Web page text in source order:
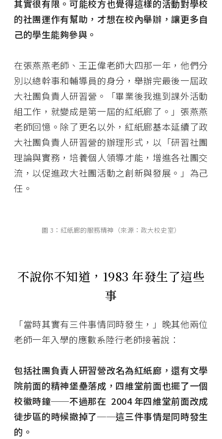
其實很有限。可能校方也覺得這樣的活動對學校
的社團運作有幫助，才想在校內舉辦，讓更多自
己的學生能夠參與。
在張燕燕老師、王正偉老師大四那一年，他們分
別以總幹事和輔導員的身分，舉辦完最後一屆政
大社團負責人研習營。「畢業後我進到課外活動
組工作，就變成是第一屆的紅紙廊了。」張燕燕
老師回憶。除了更名以外，紅紙廊基本延續了政
大社團負責人研習營的辦理形式，以「研習社團
理論與實務，培養個人領導才能，增進各社團交
流，以促進政大社團活動之創新與發展。」為己
任。
圖 3：紅紙廊的服務精神（來源：政大校史室）
不說你不知道，1983 年發生了這些
事
「當時其實有三件事情同時發生，」晚其他兩位
老師一年入學的應數系陸行老師接著說：
包括社團負責人研習營改名為紅紙廊，還有文學
院前面的精神堡壘落成，四維堂前面也擺了一個
校徽時鐘──不過那在 2004 年四維堂前面改成
徒步區的時候撤掉了──這三件事情是同時發生
的。